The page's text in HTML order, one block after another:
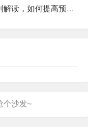
如何提高预约服务分。